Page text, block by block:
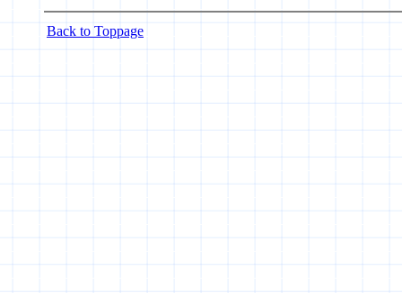
Back to Toppage